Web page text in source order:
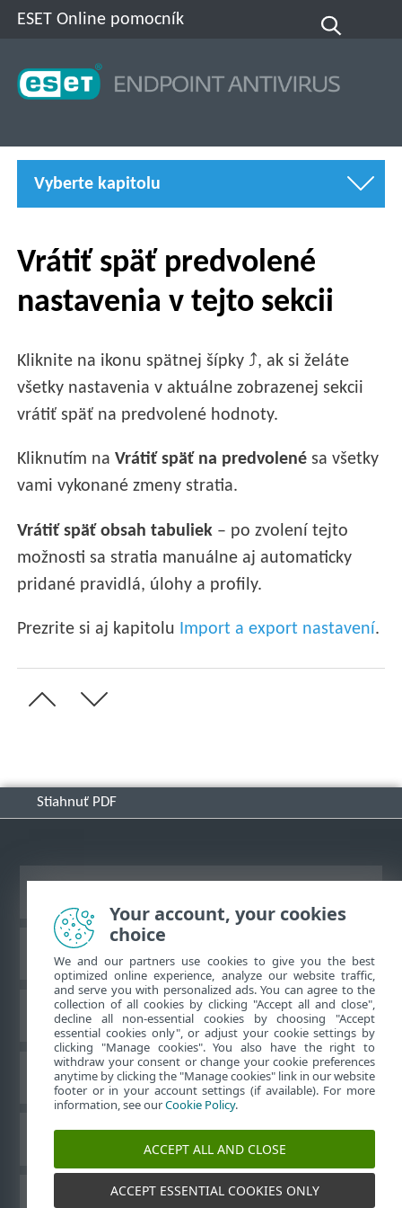
ESET Online pomocník
Vyberte kapitolu
Vrátiť späť predvolené
nastavenia v tejto sekcii
Kliknite na ikonu spätnej šípky ⤴, ak si želáte
všetky nastavenia v aktuálne zobrazenej sekcii
vrátiť späť na predvolené hodnoty.
Kliknutím naVrátiť späť na predvolené sa všetky
vami vykonané zmeny stratia.
Vrátiť späť obsah tabuliek – po zvolení tejto
možnosti sa stratia manuálne aj automaticky
pridané pravidlá, úlohy a profily.
Prezrite si aj kapitolu Import a export nastavení.
Stiahnuť PDF
Databáza znalostí ESET
ESET Fórum
Technická podpora
Používateľské príručky ESET
Your account, your cookies
choice
We and our partners use cookies to give you the best
optimized online experience, analyze our website traffic,
and serve you with personalized ads. You can agree to the
collection of all cookies by clicking "Accept all and close",
decline all non-essential cookies by choosing "Accept
essential cookies only", or adjust your cookie settings by
clicking "Manage cookies". You also have the right to
withdraw your consent or change your cookie preferences
anytime by clicking the "Manage cookies" link in our website
footer or in your account settings (if available). For more
information, see ourCookie Policy.
ACCEPT ALL AND CLOSE
ACCEPT ESSENTIAL COOKIES ONLY